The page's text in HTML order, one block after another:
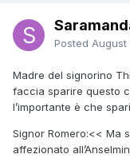
Posted August
Madre del signorino
faccia sparire questo
l’importante è che
Signor Romero:<< Ma
affezionato